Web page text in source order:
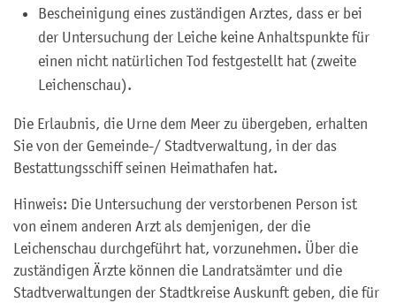
Bescheinigung eines zuständigen Arztes, dass er bei
der Untersuchung der Leiche keine Anhaltspunkte für
einen nicht natürlichen Tod festgestellt hat (zweite
Leichenschau).
Die Erlaubnis, die Urne dem Meer zu übergeben, erhalten
Sie von der Gemeinde-/ Stadtverwaltung, in der das
Bestattungsschiff seinen Heimathafen hat.
Hinweis: Die Untersuchung der verstorbenen Person ist
von einem anderen Arzt als demjenigen, der die
Leichenschau durchgeführt hat, vorzunehmen. Über die
zuständigen Ärzte können die Landratsämter und die
Stadtverwaltungen der Stadtkreise Auskunft geben, die für